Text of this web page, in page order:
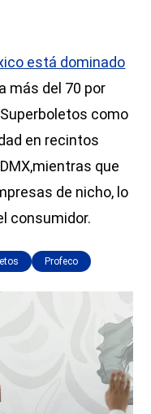
está dominado
más del 70 por
como
en recintos
que
de nicho, lo
consumidor.
Profeco